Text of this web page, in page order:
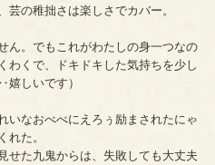
の稚拙さは楽しさでカバー。
ん。でもこれがわたしの身一つなの
わくで、ドキドキした気持ちを少し
しいです）
なおべべにえろぅ励まされたにゃ
れた。
た九鬼からは、失敗しても大丈夫